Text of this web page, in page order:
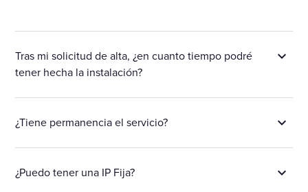
Tras mi solicitud de alta, ¿en cuanto tiempo podré
tener hecha la instalación?
¿Tiene permanencia el servicio?
¿Puedo tener una IP Fija?